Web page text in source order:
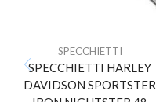
SPECCHIETTI
SPECCHIETTI HARLEY
DAVIDSON SPORTSTER